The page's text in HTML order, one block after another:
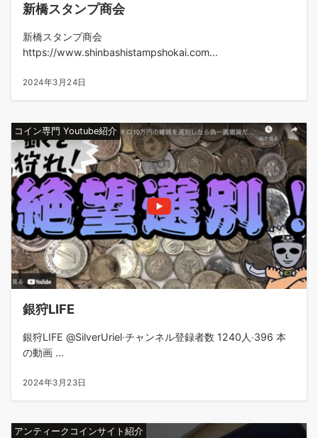
新橋スタンプ商会
新橋スタンプ商会
https://www.shinbashistampshokai.com...
2024年3月24日
コイン専門 Youtube紹介
銀狩LIFE
銀狩LIFE @SilverUriel‧チャンネル登録者数 1240人‧396 本
の動画 ...
2024年3月23日
アンティークコインサイト紹介